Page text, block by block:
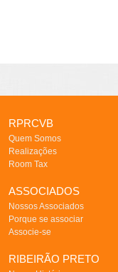
RPRCVB
Quem Somos
Realizações
Room Tax
ASSOCIADOS
Nossos Associados
Porque se associar
Associe-se
RIBEIRÃO PRETO